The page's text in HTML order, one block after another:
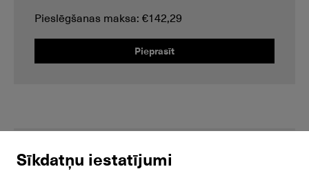
Pieslēgšanas maksa: €142,29
Pieprasīt
Sīkdatņu iestatījumi